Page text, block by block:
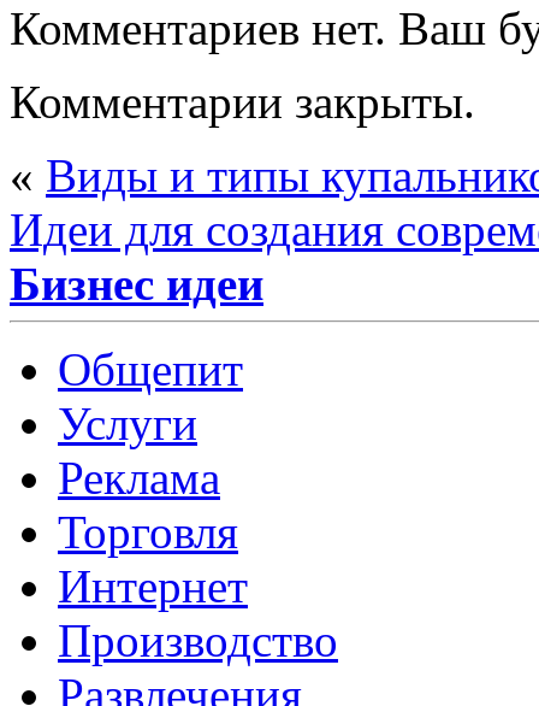
Комментариев нет. Ваш
Комментарии закрыты.
« Виды и типы
Идеи для создания
Бизнес идеи
Общепит
Услуги
Реклама
Торговля
Интернет
Производство
Развлечения